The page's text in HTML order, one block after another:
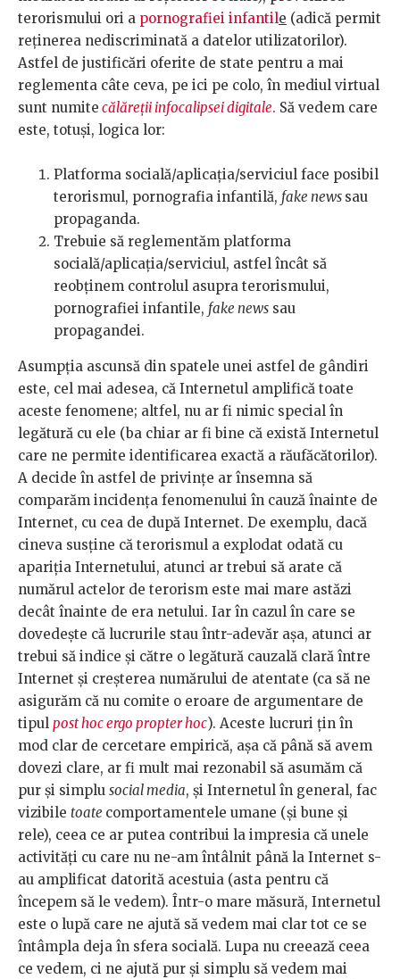
terorismului ori a pornografiei infantile (adică permit
reținerea nediscriminată a datelor utilizatorilor).
Astfel de justificări oferite de state pentru a mai
reglementa câte ceva, pe ici pe colo, în mediul virtual
sunt numite călăreții infocalipsei digitale. Să vedem care
este, totuși, logica lor:
Platforma socială/aplicația/serviciul face posibil
terorismul, pornografia infantilă, fake news sau
propaganda.
Trebuie să reglementăm platforma
socială/aplicația/serviciul, astfel încât să
reobținem controlul asupra terorismului,
pornografiei infantile, fake news sau
propagandei.
Asumpția ascunsă din spatele unei astfel de gândiri
este, cel mai adesea, că Internetul amplifică toate
aceste fenomene; altfel, nu ar fi nimic special în
legătură cu ele (ba chiar ar fi bine că există Internetul
care ne permite identificarea exactă a răufăcătorilor).
A decide în astfel de privințe ar însemna să
comparăm incidența fenomenului în cauză înainte de
Internet, cu cea de după Internet. De exemplu, dacă
cineva susține că terorismul a explodat odată cu
apariția Internetului, atunci ar trebui să arate că
numărul actelor de terorism este mai mare astăzi
decât înainte de era netului. Iar în cazul în care se
dovedește că lucrurile stau într-adevăr așa, atunci ar
trebui să indice și către o legătură cauzală clară între
Internet și creșterea numărului de atentate (ca să ne
asigurăm că nu comite o eroare de argumentare de
tipul post hoc ergo propter hoc). Aceste lucruri țin în
mod clar de cercetare empirică, așa că până să avem
dovezi clare, ar fi mult mai rezonabil să asumăm că
pur și simplu social media, și Internetul în general, fac
vizibile toate comportamentele umane (și bune și
rele), ceea ce ar putea contribui la impresia că unele
activități cu care nu ne-am întâlnit până la Internet s-
au amplificat datorită acestuia (asta pentru că
începem să le vedem). Într-o mare măsură, Internetul
este o lupă care ne ajută să vedem mai clar tot ce se
întâmpla deja în sfera socială. Lupa nu creează ceea
ce vedem, ci ne ajută pur și simplu să vedem mai